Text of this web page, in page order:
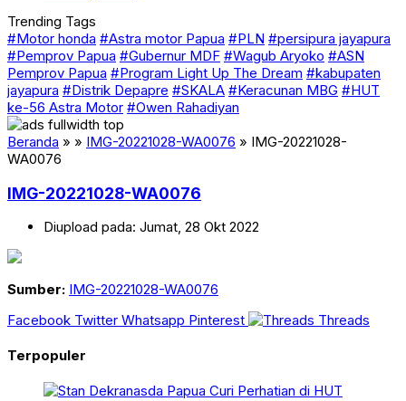
Trending Tags
#Motor honda #Astra motor Papua #PLN #persipura jayapura
#Pemprov Papua #Gubernur MDF #Wagub Aryoko #ASN
Pemprov Papua #Program Light Up The Dream #kabupaten
jayapura #Distrik Depapre #SKALA #Keracunan MBG #HUT
ke-56 Astra Motor #Owen Rahadiyan
Beranda » » IMG-20221028-WA0076 » IMG-20221028-
WA0076
IMG-20221028-WA0076
Diupload pada: Jumat, 28 Okt 2022
Sumber: IMG-20221028-WA0076
Facebook Twitter Whatsapp Pinterest Threads
Terpopuler